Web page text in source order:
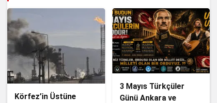
Körfez’in Üstüne
3 Mayıs Türkçüler
Günü Ankara ve